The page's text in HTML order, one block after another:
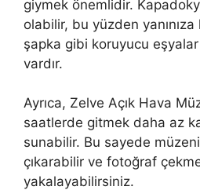
giymek önemlidir.
olabilir, bu yüzden
şapka gibi koruyucu
vardır.
Ayrıca, Zelve Açık Hava
saatlerde gitmek daha az
sunabilir. Bu sayede
çıkarabilir ve fotoğraf
yakalayabilirsiniz.